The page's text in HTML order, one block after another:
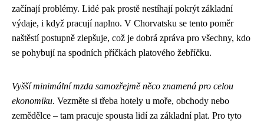
začínají problémy. Lidé pak prostě nestíhají pokrýt základní
výdaje, i když pracují naplno. V Chorvatsku se tento poměr
naštěstí postupně zlepšuje, což je dobrá zpráva pro všechny, kdo
se pohybují na spodních příčkách platového žebříčku.
Vyšší minimální mzda samozřejmě něco znamená pro celou
ekonomiku. Vezměte si třeba hotely u moře, obchody nebo
zemědělce – tam pracuje spousta lidí za základní plat. Pro tyto